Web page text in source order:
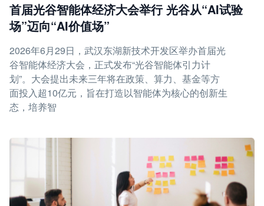
首届光谷智能体经济大会举行 光谷从“AI试验
场”迈向“AI价值场”
2026年6月29日，武汉东湖新技术开发区举办首届光
谷智能体经济大会，正式发布“光谷智能体引力计
划”。大会提出未来三年将在政策、算力、基金等方
面投入超10亿元，旨在打造以智能体为核心的创新生
态，培养智